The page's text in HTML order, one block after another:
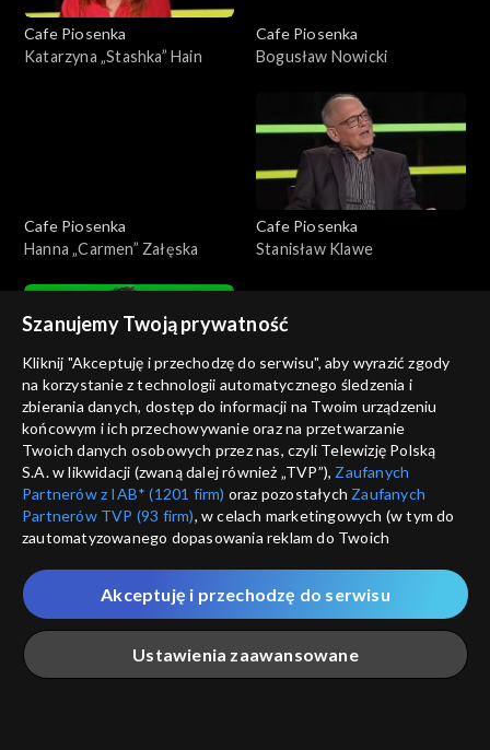
Cafe Piosenka
Katarzyna „Stashka” Hain
Cafe Piosenka
Bogusław Nowicki
Cafe Piosenka
Hanna „Carmen” Załęska
Cafe Piosenka
Stanisław Klawe
Cafe Piosenka
Piotr Mikołajczak
Cafe Piosenka
Joanna Rawik
Cafe Piosenka
Edward Hulewicz
Cafe Piosenka
Szymon Wydra
Szanujemy Twoją prywatność
Kliknij "Akceptuję i przechodzę do serwisu", aby wyrazić zgody
na korzystanie z technologii automatycznego śledzenia i
zbierania danych, dostęp do informacji na Twoim urządzeniu
końcowym i ich przechowywanie oraz na przetwarzanie
Twoich danych osobowych przez nas, czyli Telewizję Polską
S.A. w likwidacji (zwaną dalej również „TVP”), Zaufanych
Partnerów z IAB* (1201 firm) oraz pozostałych Zaufanych
Partnerów TVP (93 firm), w celach marketingowych (w tym do
zautomatyzowanego dopasowania reklam do Twoich
które wskazujemy poniżej, a także zgody na udostępnianie
przez nas identyfikatora PPID do Google.
Twoje dane osobowe zbierane podczas odwiedzania przez
Ciebie naszych
poszczególnych serwisówzwanych dalej
„Portalem”, w tym informacje zapisywane za pomocą
Ustawienia zaawansowane
Akceptuję i przechodzę do serwisu